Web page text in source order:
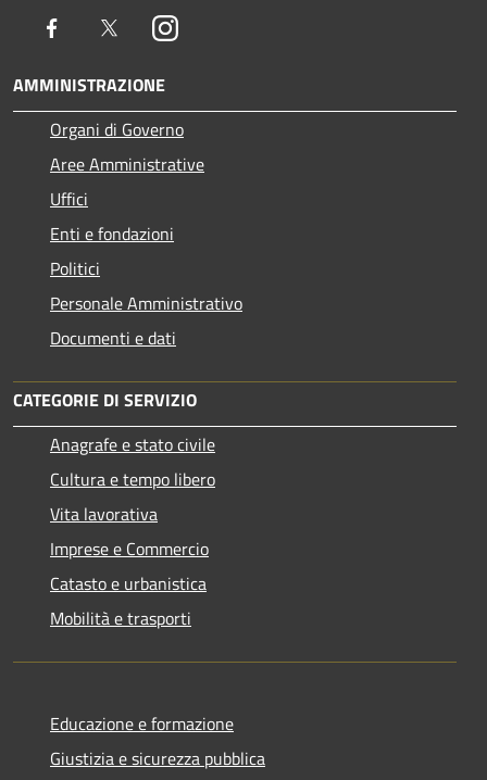
Facebook TwitterInstagram
AMMINISTRAZIONE
Organi di Governo
Aree Amministrative
Uffici
Enti e fondazioni
Politici
Personale Amministrativo
Documenti e dati
CATEGORIE DI SERVIZIO
Anagrafe e stato civile
Cultura e tempo libero
Vita lavorativa
Imprese e Commercio
Catasto e urbanistica
Mobilità e trasporti
Educazione e formazione
Giustizia e sicurezza pubblica